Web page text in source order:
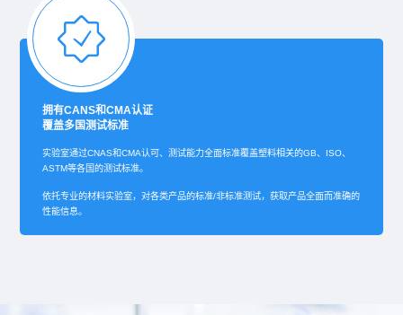
拥有CANS和CMA认证
覆盖多国测试标准
实验室通过CNAS和CMA认可、测试能力全面标准覆盖塑料相关的GB、ISO、
ASTM等各国的测试标准。
依托专业的材料实验室，对各类产品的标准/非标准测试，获取产品全面而准确的
性能信息。